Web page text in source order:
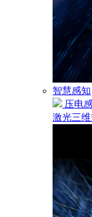
智慧感知
压电
激光三